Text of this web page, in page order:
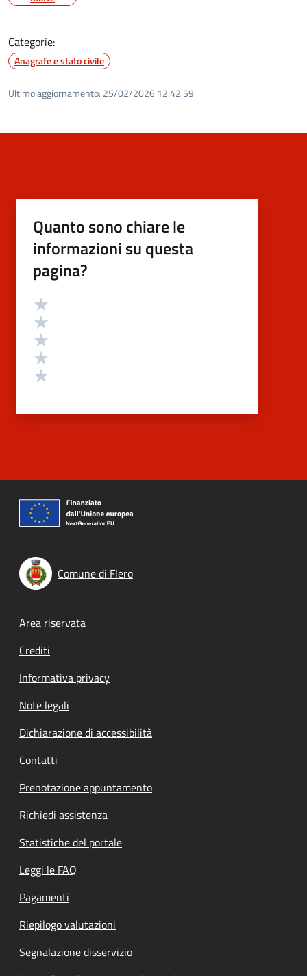
Categorie:
Anagrafe e stato civile
Ultimo aggiornamento: 25/02/2026 12:42.59
Quanto sono chiare le
informazioni su questa
pagina?
Valutazione
Comune di Flero
Footer menu
Area riservata
Crediti
Informativa privacy
Note legali
Dichiarazione di accessibilità
Contatti
Prenotazione appuntamento
Richiedi assistenza
Statistiche del portale
Leggi le FAQ
Pagamenti
Riepilogo valutazioni
Segnalazione disservizio